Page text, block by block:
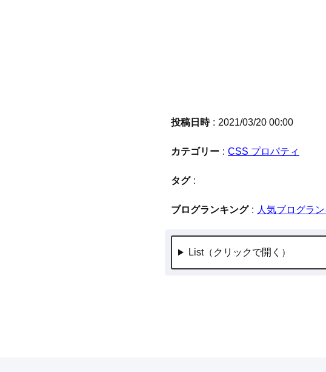
投稿日時 2021/03/20 00:00
カテゴリー CSS プロパティ
タグ
ブログランキング 人気ブログラ
List